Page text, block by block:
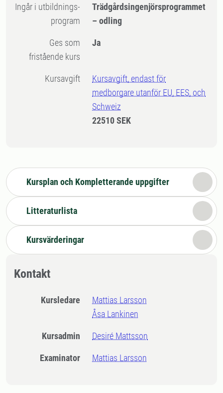
Ingår i utbildnings-
program
Trädgårdsingenjörsprogrammet
– odling
Ges som
fristående kurs
Ja
Kursavgift
Kursavgift, endast för
medborgare utanför EU, EES, och
Schweiz
22510 SEK
Kursplan och Kompletterande uppgifter
Litteraturlista
Kursvärderingar
Kontakt
Kursledare
Mattias Larsson
Åsa Lankinen
Kursadmin Desiré Mattsson
Examinator Mattias Larsson